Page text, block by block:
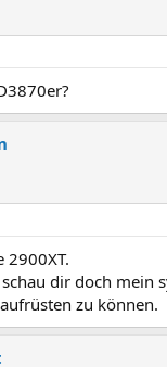
2900XT.
dir doch mein
zu können.